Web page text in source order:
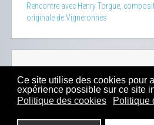
Ce site utilise des cookies pour
expérience possible sur ce site
Politique des cookies
Politique
Rencontre avec Henry Torgue,
originale de Vigneronnes
100% Bio-Presse -Sitemap -
- Boutique